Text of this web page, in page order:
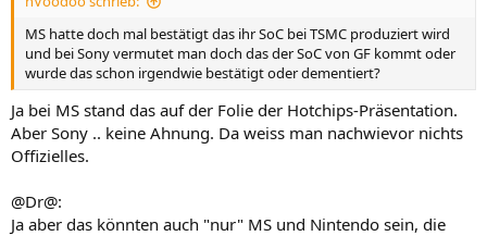
MS hatte doch mal bestätigt das ihr SoC bei TSMC produziert wird
und bei Sony vermutet man doch das der SoC von GF kommt oder
wurde das schon irgendwie bestätigt oder dementiert?
Ja bei MS stand das auf der Folie der Hotchips-Präsentation.
Aber Sony .. keine Ahnung. Da weiss man nachwievor nichts
Offizielles.
@Dr@:
Ja aber das könnten auch "nur" MS und Nintendo sein, die